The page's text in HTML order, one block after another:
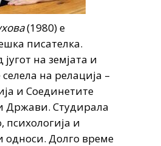
(1980) е
писателка.
на земјата и
на релација –
и Соединетите
Држави. Студирала
психологија и
односи. Долго време